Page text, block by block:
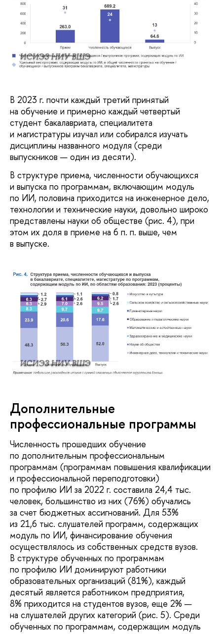
ИСИЭЗ НИУ ВШЭ
В 2023 г. почти каждый третий принятый
на обучение и примерно каждый четвертый
студент бакалавриата, специалитета
и магистратуры изучал или собирался изучать
дисциплины названного модуля (среди
выпускников — один из десяти).
В структуре приема, численности обучающихся
и выпуска по программам, включающим модуль
по ИИ, половина приходится на инженерное дело,
технологии и технические науки, довольно широко
представлены науки об обществе (рис. 4), при
этом их доля в приеме на 6 п. п. выше, чем
в выпуске.
ИСИЭЗ НИУ ВШЭ
Дополнительные
профессиональные программы
Численность прошедших обучение
по дополнительным профессиональным
программам (программам повышения квалификации
и профессиональной переподготовки)
по профилю ИИ за 2022 г. составила 24,4 тыс.
человек, большинство из них (76%) обучались
за счет бюджетных ассигнований. Для 53%
из 21,6 тыс. слушателей программ, содержащих
модуль по ИИ, финансирование обучения
осуществлялось из собственных средств вузов.
В структуре обученных по программам
по профилю ИИ доминируют работники
образовательных организаций (81%), каждый
десятый является работником предприятия,
8% приходится на студентов вузов, еще 2% —
на слушателей других категорий (рис. 5). Среди
обученных по программам, содержащим модуль